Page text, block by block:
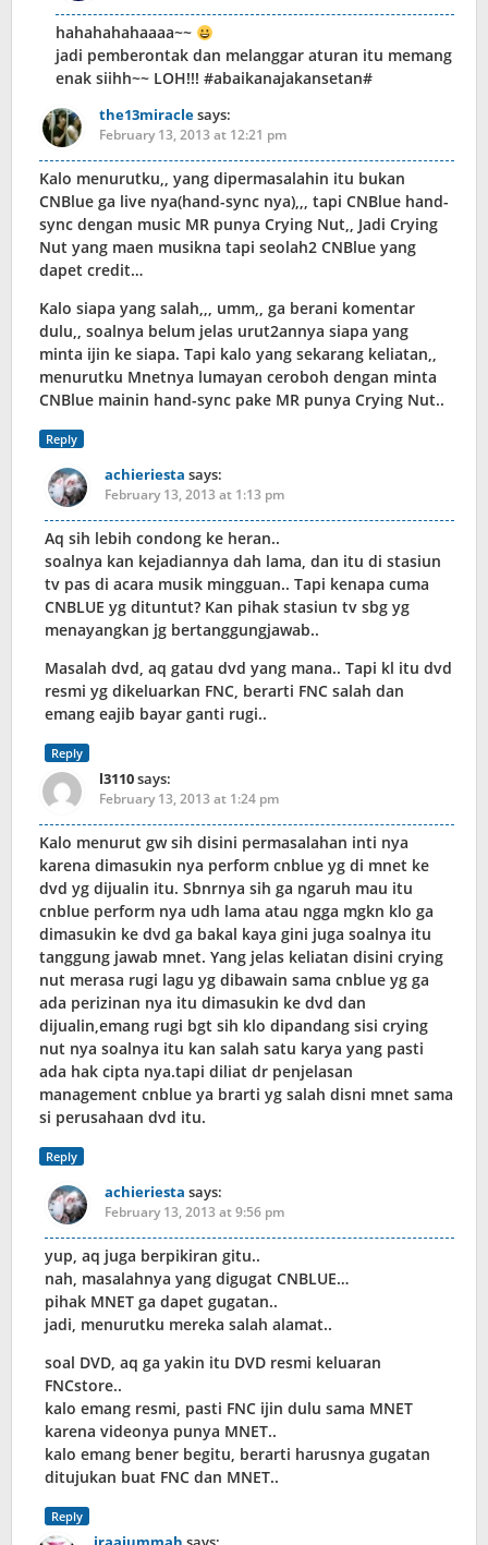
hahahahahaaaa~~
jadi pemberontak dan melanggar aturan itu memang
enak siihh~~ LOH!!! #abaikanajakansetan#
the13miraclesays:
February 13, 2013 at 12:21 pm
Kalo menurutku,, yang dipermasalahin itu bukan
CNBlue ga live nya(hand-sync nya),,, tapi CNBlue hand-
sync dengan music MR punya Crying Nut,, Jadi Crying
Nut yang maen musikna tapi seolah2 CNBlue yang
dapet credit…
Kalo siapa yang salah,,, umm,, ga berani komentar
dulu,, soalnya belum jelas urut2annya siapa yang
minta ijin ke siapa. Tapi kalo yang sekarang keliatan,,
menurutku Mnetnya lumayan ceroboh dengan minta
CNBlue mainin hand-sync pake MR punya Crying Nut..
Reply
achieriesta says:
February 13, 2013 at 1:13 pm
Aq sih lebih condong ke heran..
soalnya kan kejadiannya dah lama, dan itu di stasiun
tv pas di acara musik mingguan.. Tapi kenapa cuma
CNBLUE yg dituntut? Kan pihak stasiun tv sbg yg
menayangkan jg bertanggungjawab..
Masalah dvd, aq gatau dvd yang mana.. Tapi kl itu dvd
resmi yg dikeluarkan FNC, berarti FNC salah dan
emang eajib bayar ganti rugi..
Reply
l3110says:
February 13, 2013 at 1:24 pm
Kalo menurut gw sih disini permasalahan inti nya
karena dimasukin nya perform cnblue yg di mnet ke
dvd yg dijualin itu. Sbnrnya sih ga ngaruh mau itu
cnblue perform nya udh lama atau ngga mgkn klo ga
dimasukin ke dvd ga bakal kaya gini juga soalnya itu
tanggung jawab mnet. Yang jelas keliatan disini crying
nut merasa rugi lagu yg dibawain sama cnblue yg ga
ada perizinan nya itu dimasukin ke dvd dan
dijualin,emang rugi bgt sih klo dipandang sisi crying
nut nya soalnya itu kan salah satu karya yang pasti
ada hak cipta nya.tapi diliat dr penjelasan
management cnblue ya brarti yg salah disni mnet sama
si perusahaan dvd itu.
Reply
achieriesta says:
February 13, 2013 at 9:56 pm
yup, aq juga berpikiran gitu..
nah, masalahnya yang digugat CNBLUE…
pihak MNET ga dapet gugatan..
jadi, menurutku mereka salah alamat..
soal DVD, aq ga yakin itu DVD resmi keluaran
FNCstore..
kalo emang resmi, pasti FNC ijin dulu sama MNET
karena videonya punya MNET..
kalo emang bener begitu, berarti harusnya gugatan
ditujukan buat FNC dan MNET..
Reply